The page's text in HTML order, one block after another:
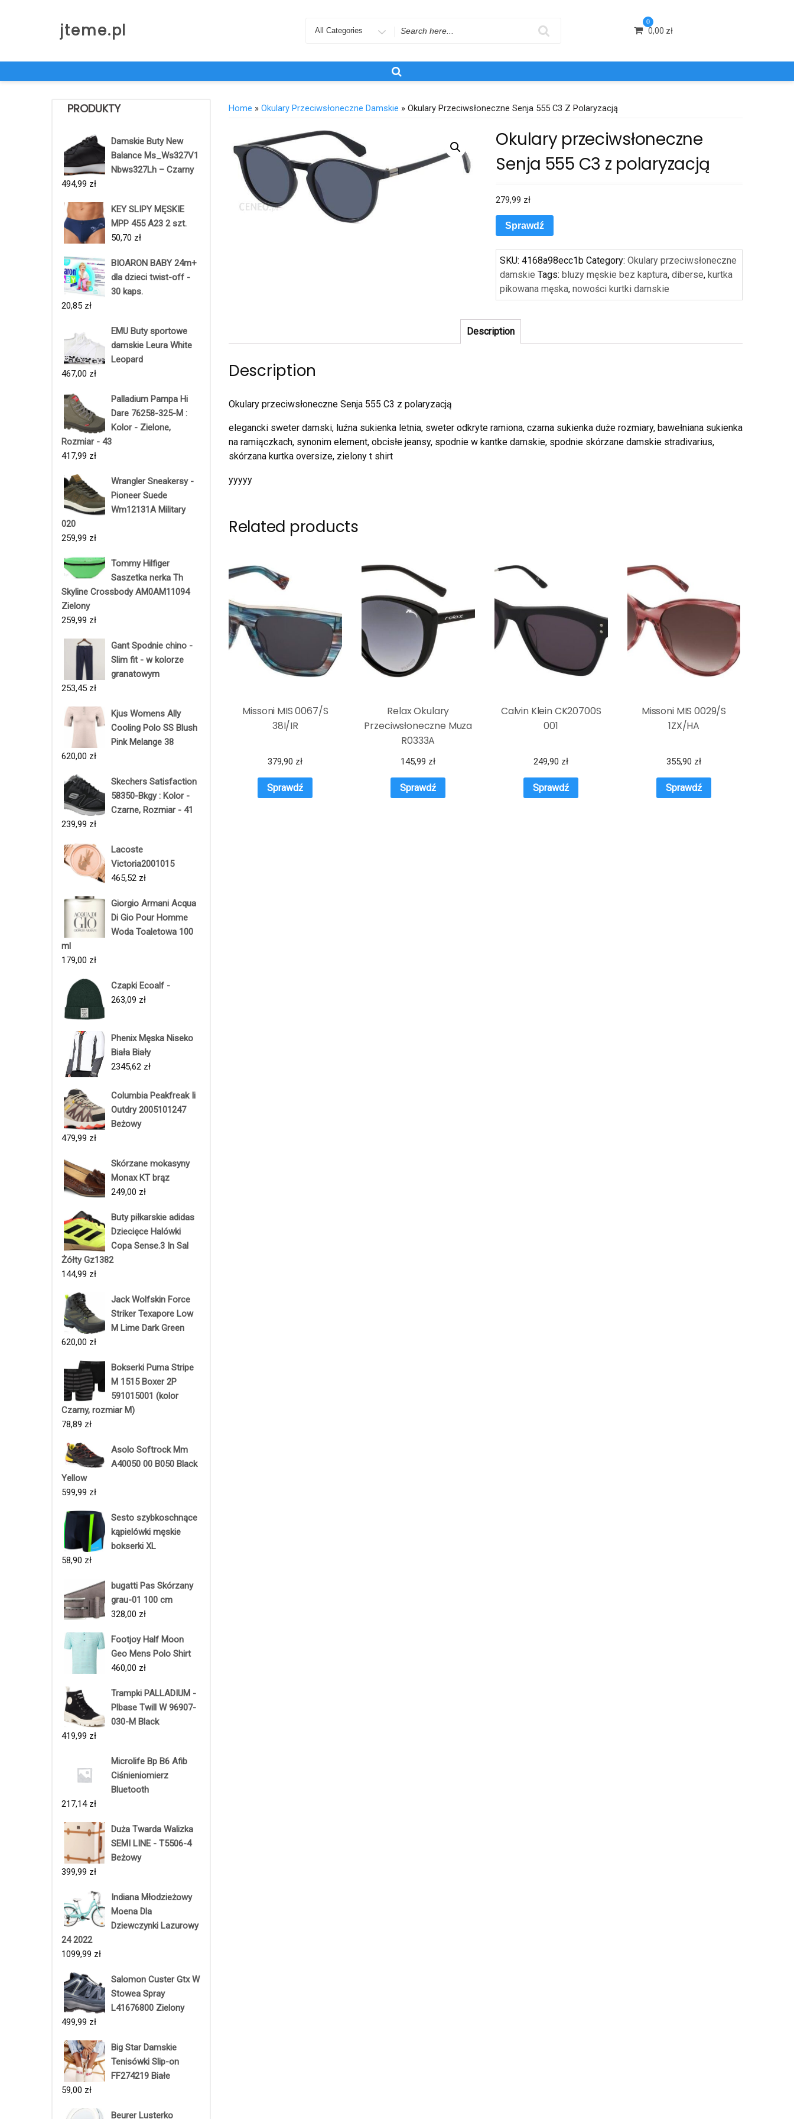
jteme.pl
Search
0
0,00 zł
PRODUKTY
Damskie Buty New
Balance Ms_Ws327V1
Nbws327Lh – Czarny
494,99 zł
KEY SLIPY MĘSKIE
MPP 455 A23 2 szt.
50,70 zł
BIOARON BABY 24m+
dla dzieci twist-off -
30 kaps.
20,85 zł
EMU Buty sportowe
damskie Leura White
Leopard
467,00 zł
Palladium Pampa Hi
Dare 76258-325-M :
Kolor - Zielone,
Rozmiar - 43
417,99 zł
Wrangler Sneakersy -
Pioneer Suede
Wm12131A Military
020
259,99 zł
Tommy Hilfiger
Saszetka nerka Th
Skyline Crossbody AM0AM11094
Zielony
259,99 zł
Gant Spodnie chino -
Slim fit - w kolorze
granatowym
253,45 zł
Kjus Womens Ally
Cooling Polo SS Blush
Pink Melange 38
620,00 zł
Skechers Satisfaction
58350-Bkgy : Kolor -
Czarne, Rozmiar - 41
239,99 zł
Lacoste
Victoria2001015
465,52 zł
Giorgio Armani Acqua
Di Gio Pour Homme
Woda Toaletowa 100
ml
179,00 zł
Czapki Ecoalf -
263,09 zł
Phenix Męska Niseko
Biała Biały
2345,62 zł
Columbia Peakfreak Ii
Outdry 2005101247
Beżowy
479,99 zł
Skórzane mokasyny
Monax KT brąz
249,00 zł
Buty piłkarskie adidas
Dziecięce Halówki
Copa Sense.3 In Sal
Żółty Gz1382
144,99 zł
Jack Wolfskin Force
Striker Texapore Low
M Lime Dark Green
620,00 zł
Bokserki Puma Stripe
M 1515 Boxer 2P
591015001 (kolor
Czarny, rozmiar M)
78,89 zł
Asolo Softrock Mm
A40050 00 B050 Black
Yellow
599,99 zł
Sesto szybkoschnące
kąpielówki męskie
bokserki XL
58,90 zł
bugatti Pas Skórzany
grau-01 100 cm
328,00 zł
Footjoy Half Moon
Geo Mens Polo Shirt
460,00 zł
Trampki PALLADIUM -
Plbase Twill W 96907-
030-M Black
419,99 zł
Microlife Bp B6 Afib
Ciśnieniomierz
Bluetooth
217,14 zł
Duża Twarda Walizka
SEMI LINE - T5506-4
Beżowy
399,99 zł
Indiana Młodzieżowy
Moena Dla
Dziewczynki Lazurowy
24 2022
1099,99 zł
Salomon Custer Gtx W
Stowea Spray
L41676800 Zielony
499,99 zł
Big Star Damskie
Tenisówki Slip-on
FF274219 Białe
59,00 zł
Beurer Lusterko
Home » Okulary Przeciwsłoneczne Damskie » Okulary Przeciwsłoneczne Senja 555 C3 Z Polaryzacją
Okulary przeciwsłoneczne
Senja 555 C3 z polaryzacją
279,99 zł
Sprawdź
SKU:4168a98ecc1b Category:Okulary przeciwsłoneczne
damskie Tags:bluzy męskie bez kaptura,diberse,kurtka
pikowana męska,nowości kurtki damskie
Description
Description
Okulary przeciwsłoneczne Senja 555 C3 z polaryzacją
elegancki sweter damski, luźna sukienka letnia, sweter odkryte ramiona, czarna sukienka duże rozmiary, bawełniana sukienka
na ramiączkach, synonim element, obcisłe jeansy, spodnie w kantke damskie, spodnie skórzane damskie stradivarius,
skórzana kurtka oversize, zielony t shirt
yyyyy
Related products
Missoni MIS 0067/S
38I/IR
379,90 zł
Sprawdź
Relax Okulary
Przeciwsłoneczne Muza
R0333A
145,99 zł
Sprawdź
Calvin Klein CK20700S
001
249,90 zł
Sprawdź
Missoni MIS 0029/S
1ZX/HA
355,90 zł
Sprawdź